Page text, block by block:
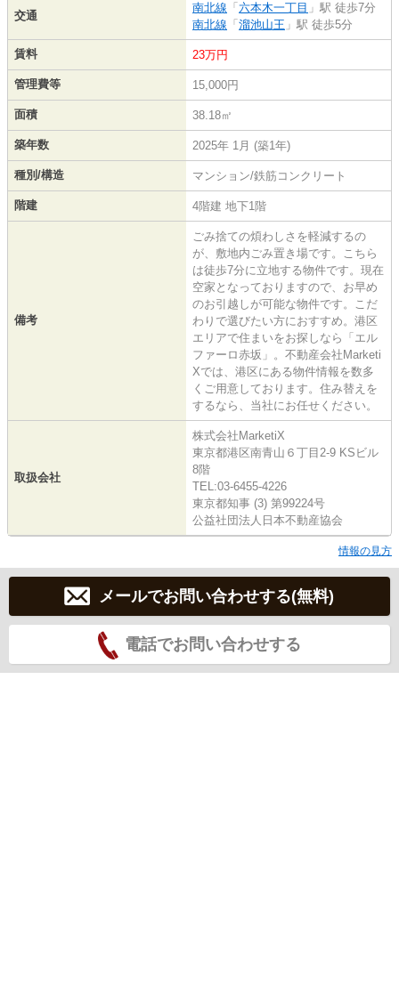
交通
南北線 「 六本木一丁目 」駅 徒歩7分
南北線 「 溜池山王 」駅 徒歩5分
賃料 23万円
管理費等 15,000円
面積 38.18㎡
築年数 2025年 1月 (築1年)
種別/構造 マンション/鉄筋コンクリート
階建 4階建 地下1階
備考
ごみ捨ての煩わしさを軽減するの
が、敷地内ごみ置き場です。こちら
は徒歩7分に立地する物件です。現在
空家となっておりますので、お早め
のお引越しが可能な物件です。こだ
わりで選びたい方におすすめ。港区
エリアで住まいをお探しなら「エル
ファーロ赤坂」。不動産会社Marketi
Xでは、港区にある物件情報を数多
くご用意しております。住み替えを
するなら、当社にお任せください。
取扱会社
株式会社MarketiX
東京都港区南青山６丁目2-9 KSビル
8階
TEL:03-6455-4226
東京都知事 (3) 第99224号
公益社団法人日本不動産協会
情報の見方
メールでお問い合わせする(無料)
電話でお問い合わせする